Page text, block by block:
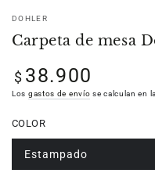
DOHLER
Carpeta de mesa
Precio
regular
$ 38.900
Los gastos de envío se calculan en
COLOR
Estampado